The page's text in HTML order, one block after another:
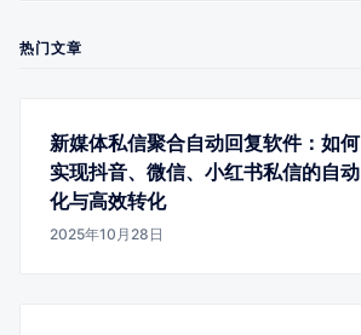
热门文章
新媒体私信聚合自动回复软件：如何
实现抖音、微信、小红书私信的自动
化与高效转化
2025年10月28日